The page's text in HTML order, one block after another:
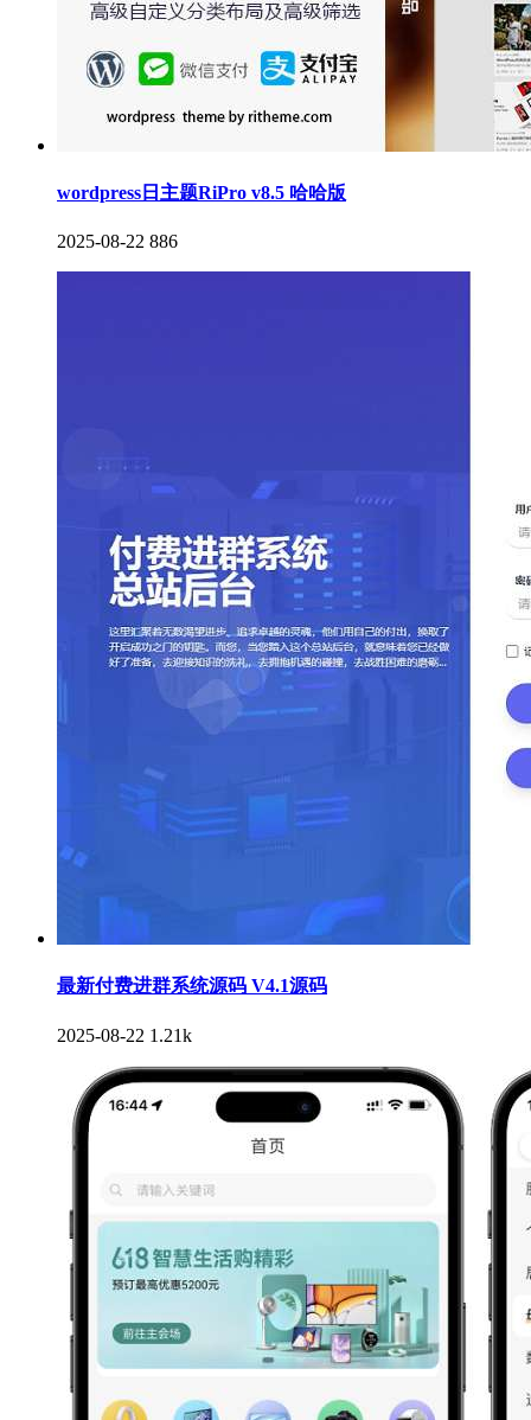
wordpress日主题RiPro v8.5 哈哈版
2025-08-22 886
最新付费进群系统源码 V4.1源码
2025-08-22 1.21k